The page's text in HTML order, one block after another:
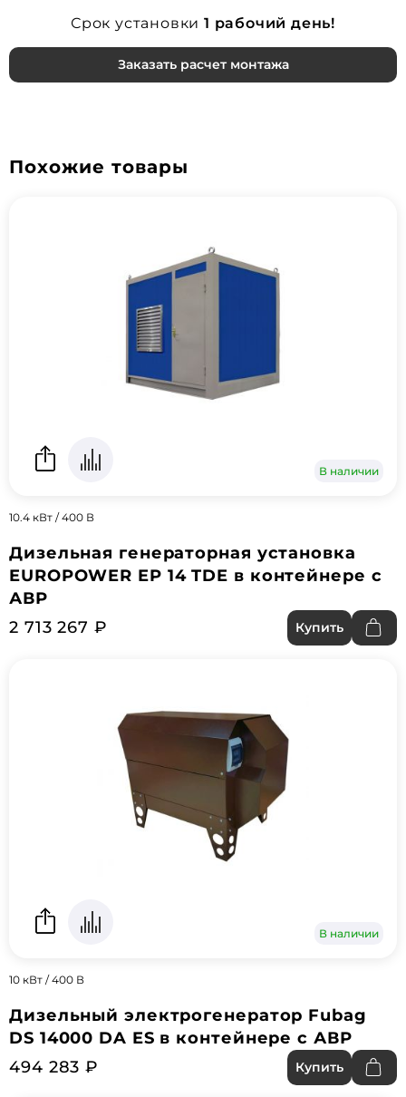
Срок установки 1 рабочий день!
Заказать расчет монтажа
Похожие товары
В наличии
10.4 кВт / 400 В
Дизельная генераторная установка
EUROPOWER EP 14 TDE в контейнере с
АВР
2 713 267 ₽
Купить
В наличии
10 кВт / 400 В
Дизельный электрогенератор Fubag
DS 14000 DA ES в контейнере с АВР
494 283 ₽
Купить